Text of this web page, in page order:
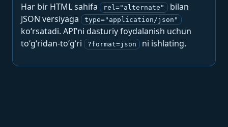
Har bir HTML sahifa rel="alternate"
bilan
JSON versiyaga
type="application/json"
ko‘rsatadi. API’ni dasturiy foydalanish uchun
to‘g‘ridan-to‘g‘ri
?format=json ni ishlating.